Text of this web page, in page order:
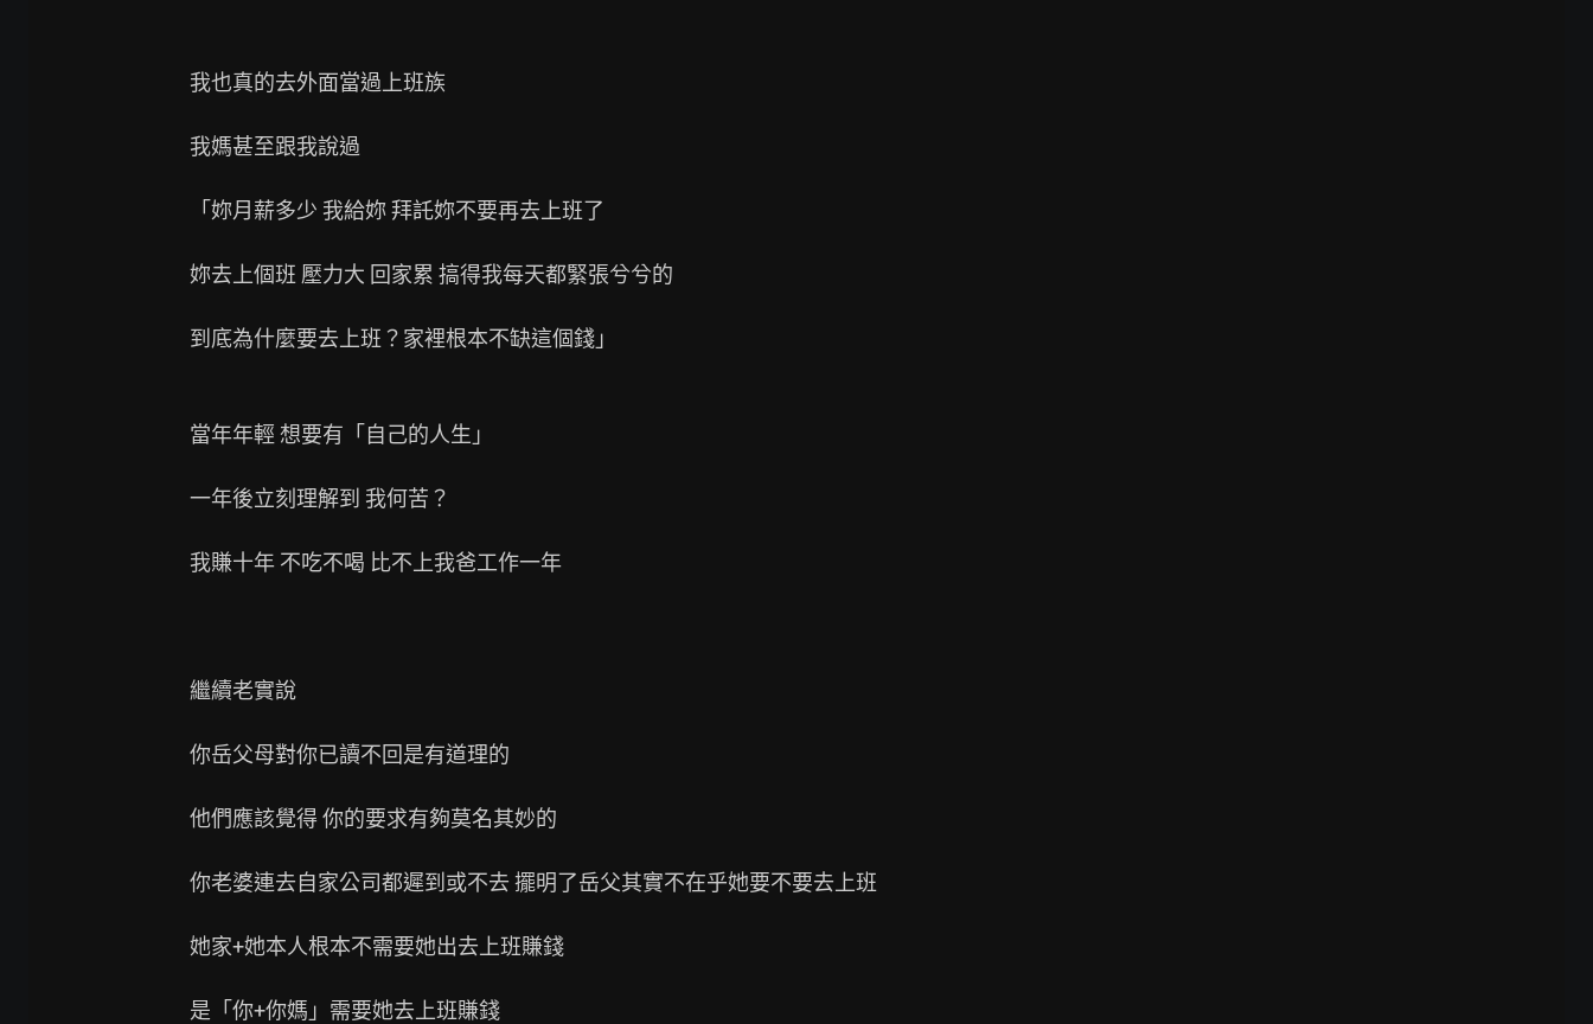
我也真的去外面當過上班族
我媽甚至跟我說過
「妳月薪多少 我給妳 拜託妳不要再去上班了
妳去上個班 壓力大 回家累 搞得我每天都緊張兮兮的
到底為什麼要去上班？家裡根本不缺這個錢」
當年年輕 想要有「自己的人生」
一年後立刻理解到 我何苦？
我賺十年 不吃不喝 比不上我爸工作一年
繼續老實說
你岳父母對你已讀不回是有道理的
他們應該覺得 你的要求有夠莫名其妙的
你老婆連去自家公司都遲到或不去 擺明了岳父其實不在乎她要不要去上班
她家+她本人根本不需要她出去上班賺錢
是「你+你媽」需要她去上班賺錢